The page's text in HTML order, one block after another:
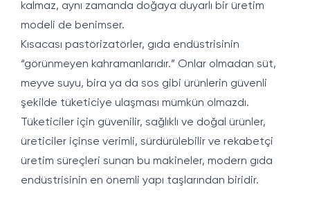
kalmaz, aynı zamanda doğaya duyarlı bir üretim
modeli de benimser.
Kısacası pastörizatörler, gıda endüstrisinin
“görünmeyen kahramanlarıdır.” Onlar olmadan süt,
meyve suyu, bira ya da sos gibi ürünlerin güvenli
şekilde tüketiciye ulaşması mümkün olmazdı.
Tüketiciler için güvenilir, sağlıklı ve doğal ürünler,
üreticiler içinse verimli, sürdürülebilir ve rekabetçi
üretim süreçleri sunan bu makineler, modern gıda
endüstrisinin en önemli yapı taşlarından biridir.